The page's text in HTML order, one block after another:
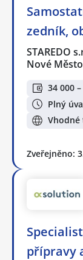
zedník,
STAREDO
Nové
34 000
Plný
Vhodné
Zveřejněno:
přípravy